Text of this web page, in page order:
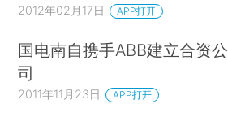
2012年02月17日 APP打开
国电南自携手ABB建立合资公
司
2011年11月23日 APP打开